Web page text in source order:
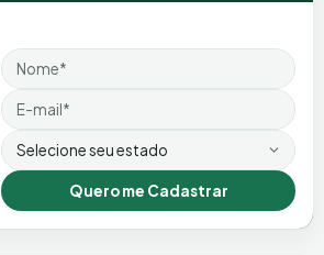
Nome
Email
Estado
Quero me Cadastrar